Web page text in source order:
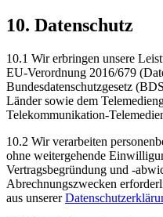
10. Datenschutz
10.1 Wir erbringen unsere
EU-Verordnung 2016/679
Bundesdatenschutzgesetz
Länder sowie dem
Telekommunikation-
10.2 Wir verarbeiten
ohne weitergehende
Vertragsbegründung und -
Abrechnungszwecken
aus unserer